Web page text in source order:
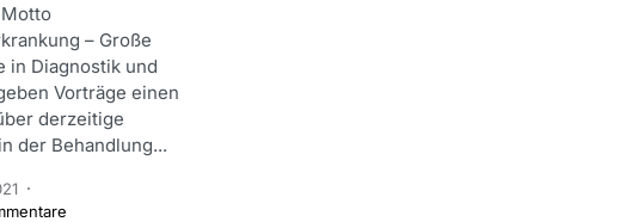
– Große
in Diagnostik und
Vorträge einen
derzeitige
der Behandlung...